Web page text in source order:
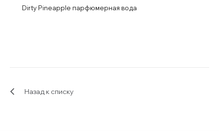
Dirty Pineapple парфюмерная вода
Назад к списку